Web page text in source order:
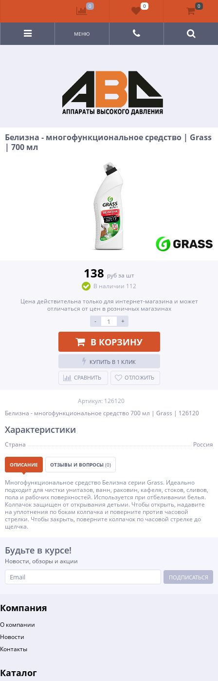
МЕНЮ
Белизна - многофункциональное средство | Grass
| 700 мл
138 руб за шт
В наличии 112
Цена действительна только для интернет-магазина и может
отличаться от цен в розничных магазинах
-
+
В КОРЗИНУ
КУПИТЬ В 1 КЛИК
СРАВНИТЬ ОТЛОЖИТЬ
Артикул: 126120
Белизна - многофункциональное средство 700 мл | Grass | 126120
Характеристики
Страна Россия
ОПИСАНИЕ ОТЗЫВЫ И ВОПРОСЫ (0)
Многофункциональное средство Белизна серии Grass. Идеально
подходит для чистки унитазов, ванн, раковин, кафеля, стоков, сливов,
пола и рабочих поверхностей. Используется при отбеливании белья.
Колпачок защищен от открывания детьми. Чтобы открыть, надавите
на уплотнения по бокам колпачка и поверните против часовой
стрелки. Чтобы закрыть, поверните колпачок по часовой стрелке до
щелчка.
Будьте в курсе!
Новости, обзоры и акции
ПОДПИСАТЬСЯ
Компания
О компании
Новости
Контакты
Каталог
0 0 0